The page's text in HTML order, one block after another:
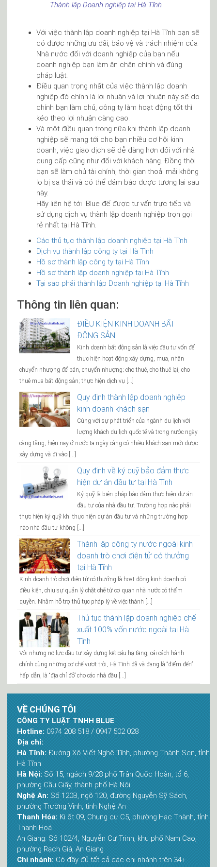
Thành lập Doanh nghiệp tại Hà Tĩnh
Với việc thành lập doanh nghiệp tại Hà Tĩnh bạn sẽ
có được những ưu đãi, bảo vệ và trách nhiệm của
Nhà nước đối với doanh nghiệp của bạn nếu
doanh nghiệp bạn làm ăn chân chính và đúng
pháp luật.
Điều quan trọng nhất của việc thành lập doanh
nghiệp đó chính là lợi nhuận và lợi nhuận này sẽ do
chính bạn làm chủ, công ty làm hoạt động tốt thì
kéo theo lợi nhuận càng cao.
Và một điều quan trọng nữa khi thành lập doanh
nghiệp sẽ mang tới cho bạn nhiều cơ hội kinh
doanh, việc giao dịch sẽ dễ dàng hơn đối với nhà
cung cấp cũng như đối với khách hàng. Đồng thời
bạn sẽ làm chủ tài chính, thời gian thoải mải không
lo bị sa thải và có thể đảm bảo được tương lai sau
này.
Hãy liên hệ tới Blue để được tư vấn trực tiếp và
sử dụng dịch vụ thành lập doanh nghiệp trọn gọi
rẻ nhất tại Hà Tĩnh.
Các thủ tục thành lập doanh nghiệp tại Hà Tĩnh
Dịch vụ thành lập công ty tại Hà Tĩnh
Hồ sơ thành lập công ty tại Hà Tĩnh
Hồ sơ thành lập doanh nghiệp tại Hà Tĩnh
Tại sao phải thành lập Doanh nghiệp tại Hà Tĩnh
Thông tin liên quan:
ĐIỀU KIỆN KINH DOANH BẤT
ĐỘNG SẢN
Kinh doanh bất động sản là việc đầu tư vốn để
thực hiện hoạt động xây dựng, mua, nhận
chuyển nhượng để bán, chuyển nhượng; cho thuê, cho thuê lại, cho
thuê mua bất động sản; thực hiện dịch vụ […]
Quy định thành lập doanh nghiệp
kinh doanh khách sạn
Cùng với sự phát triển của ngành du lịch với
lượng khách du lịch quốc tế và trong nước ngày
càng tăng, hiện nay ở nước ta ngày càng có nhiều khách sạn mới được
xây dựng và đi vào […]
Quy định về ký quỹ bảo đảm thực
hiện dự án đầu tư tại Hà Tĩnh
Ký quỹ là biện pháp bảo đảm thực hiện dự án
đầu tư của nhà đầu tư. Trường hợp nào phải
thực hiện ký quỹ khi thực hiện dự án đầu tư và những trường hợp
nào nhà đầu tư không […]
Thành lập công ty nước ngoài kinh
doanh trò chơi điện tử có thưởng
tại Hà Tĩnh
Kinh doanh trò chơi điện tử có thưởng là hoạt động kinh doanh có
điều kiện, chịu sự quản lý chặt chẽ từ cơ quan nhà nước có thẩm
quyền. Nhằm hỗ trợ thủ tục pháp lý về việc thành […]
Thủ tục thành lập doanh nghiệp chế
xuất 100% vốn nước ngoài tại Hà
Tĩnh
Với những nỗ lực đầu tư xây dựng kết cấu hạ tầng, cải cách hành
chính cùng những cơ chế vượt trội, Hà Tĩnh đã và đang là “điểm đến”
hấp dẫn, là “địa chỉ đỏ” cho các nhà đầu […]
VỀ CHÚNG TÔI
CÔNG TY LUẬT TNHH BLUE
Hotline: 0974 208 518 / 0947 502 028
Địa chỉ:
Hà Tĩnh: Đường Xô Viết Nghệ Tĩnh, phường Thành Sen, tỉnh
Hà Tĩnh
Hà Nội: Số 15, ngách 9/28 phố Trần Quốc Hoàn, tổ 6,
phường Cầu Giấy, thành phố Hà Nội
Nghệ An: Số 120B, ngõ 120, đường Nguyễn Sỹ Sách,
phường Trường Vinh, tỉnh Nghệ An
Thanh Hóa: Ki ốt 09, Chung cư C5, phường Hạc Thành, tỉnh
Thanh Hoá
An Giang: Số 102/4, Nguyễn Cư Trinh, khu phố Nam Cao,
phường Rạch Giá, An Giang
Chi nhánh: Có đầy đủ tất cả các chi nhánh trên 34+